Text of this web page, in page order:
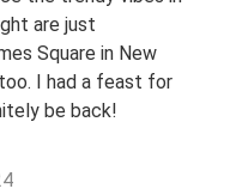
are just
Square in New
I had a feast for
be back!